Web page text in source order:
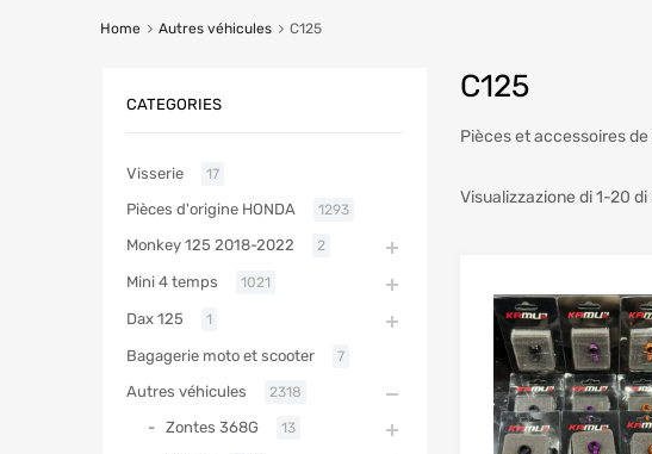
Home Autres véhicules C125
C125
Pièces et accessoires
Visualizzazione di 1-20
CATEGORIES
Visserie 17
Pièces d'origine HONDA 1293
Monkey 125 2018-2022 2
Mini 4 temps 1021
Dax 125 1
Bagagerie moto et scooter 7
Autres véhicules 2318
Zontes 368G 13